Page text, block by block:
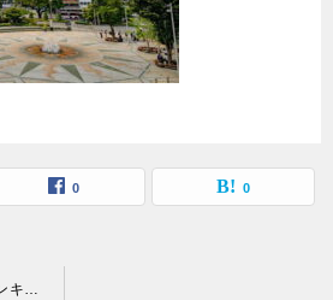
0 0
岐阜県の外構工事業者ランキング_5